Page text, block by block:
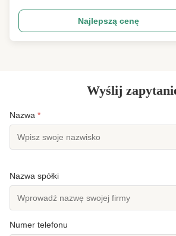
klasy A, specjalnie produkowane do
matek i niemowląt, wysokiej klasy tekstyl
domowych, ubrań, materiałów dla zwierząt
Najlepszą cenę
Wyślij
Nazwa *
Nazwa spółki
Numer telefonu